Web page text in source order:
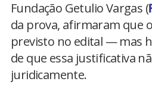
Fundação Getulio Vargas (
da prova, afirmaram que
previsto no edital — mas
de que essa justificativa
juridicamente.